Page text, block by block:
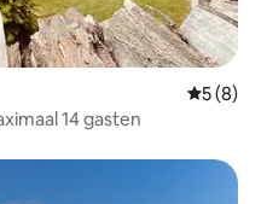
5 (8)
14 gasten